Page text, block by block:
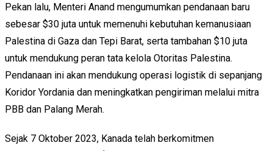
Pekan lalu, Menteri Anand mengumumkan pendanaan baru
sebesar $30 juta untuk memenuhi kebutuhan kemanusiaan
Palestina di Gaza dan Tepi Barat, serta tambahan $10 juta
untuk mendukung peran tata kelola Otoritas Palestina.
Pendanaan ini akan mendukung operasi logistik di sepanjang
Koridor Yordania dan meningkatkan pengiriman melalui mitra
PBB dan Palang Merah.
Sejak 7 Oktober 2023, Kanada telah berkomitmen